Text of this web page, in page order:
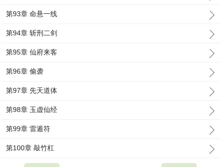
第93章 命悬一线
第94章 斩刑二剑
第95章 仙府来客
第96章 偷袭
第97章 先天道体
第98章 玉虚仙经
第99章 雷遁符
第100章 敲竹杠